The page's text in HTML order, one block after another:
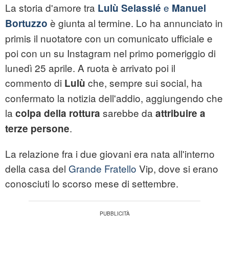
La storia d'amore tra Lulù Selassié e Manuel
Bortuzzo è giunta al termine. Lo ha annunciato in
primis il nuotatore con un comunicato ufficiale e
poi con un su Instagram nel primo pomeriggio di
lunedì 25 aprile. A ruota è arrivato poi il
commento di Lulù che, sempre sui social, ha
confermato la notizia dell'addio, aggiungendo che
la colpa della rottura sarebbe da attribuire a
terze persone.
La relazione fra i due giovani era nata all'interno
della casa del Grande Fratello Vip, dove si erano
conosciuti lo scorso mese di settembre.